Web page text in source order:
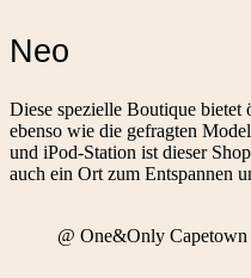
Neo
Diese spezielle Boutique bietet
ebenso wie die gefragten
und iPod-Station ist dieser
auch ein Ort zum Entspannen
@ One&Only Capetown